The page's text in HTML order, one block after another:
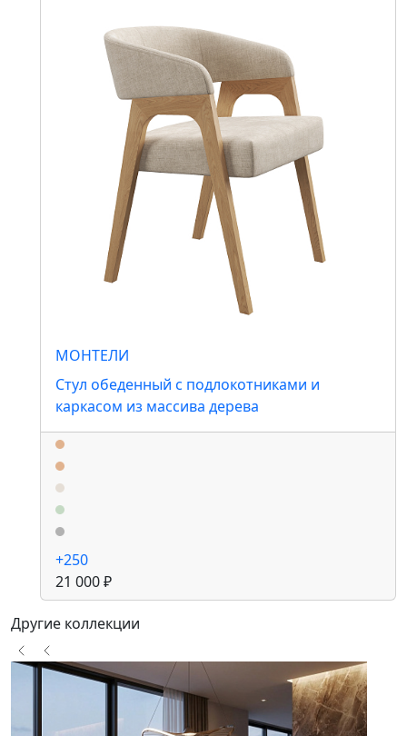
МОНТЕЛИ
Стул обеденный с подлокотниками и
каркасом из массива дерева
+250
21 000 ₽
Другие коллекции